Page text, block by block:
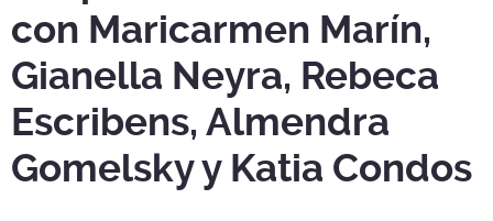
con Maricarmen Marín,
Gianella Neyra, Rebeca
Escribens, Almendra
Gomelsky y Katia Condos